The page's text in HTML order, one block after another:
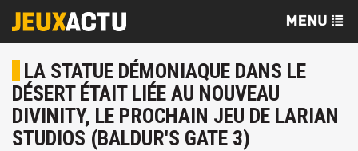
LA STATUE DÉMONIAQUE DANS LE
DÉSERT ÉTAIT LIÉE AU NOUVEAU
DIVINITY, LE PROCHAIN JEU DE LARIAN
STUDIOS (BALDUR'S GATE 3)